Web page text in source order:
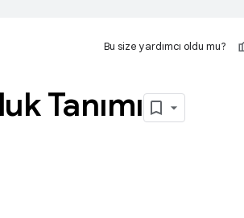
Bu size yardımcı oldu mu?
Tanımı